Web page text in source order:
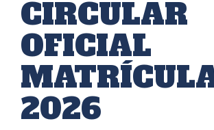
CIRCULAR
OFICIAL
2026